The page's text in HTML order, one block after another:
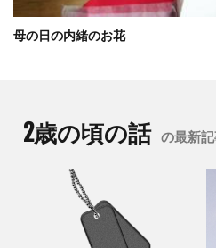
母の日の内緒のお花
2歳の頃の話 の最新